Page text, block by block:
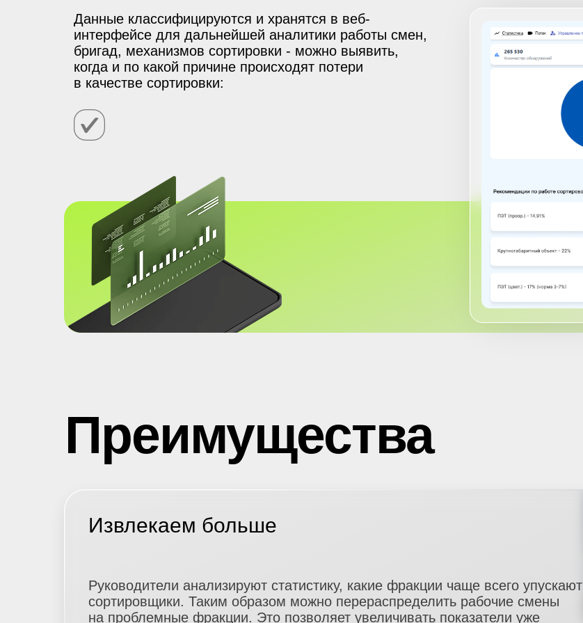
Данные классифицируются и хранятся в веб-
интерфейсе для дальнейшей аналитики работы смен,
бригад, механизмов сортировки - можно выявить,
когда и по какой причине происходят потери
в качестве сортировки:
Преимущества
Руководители анализируют статистику, какие фракции чаще всего упускают
сортировщики. Таким образом можно перераспределить рабочие смены
на проблемные фракции. Это позволяет увеличивать показатели уже
Извлекаем больше